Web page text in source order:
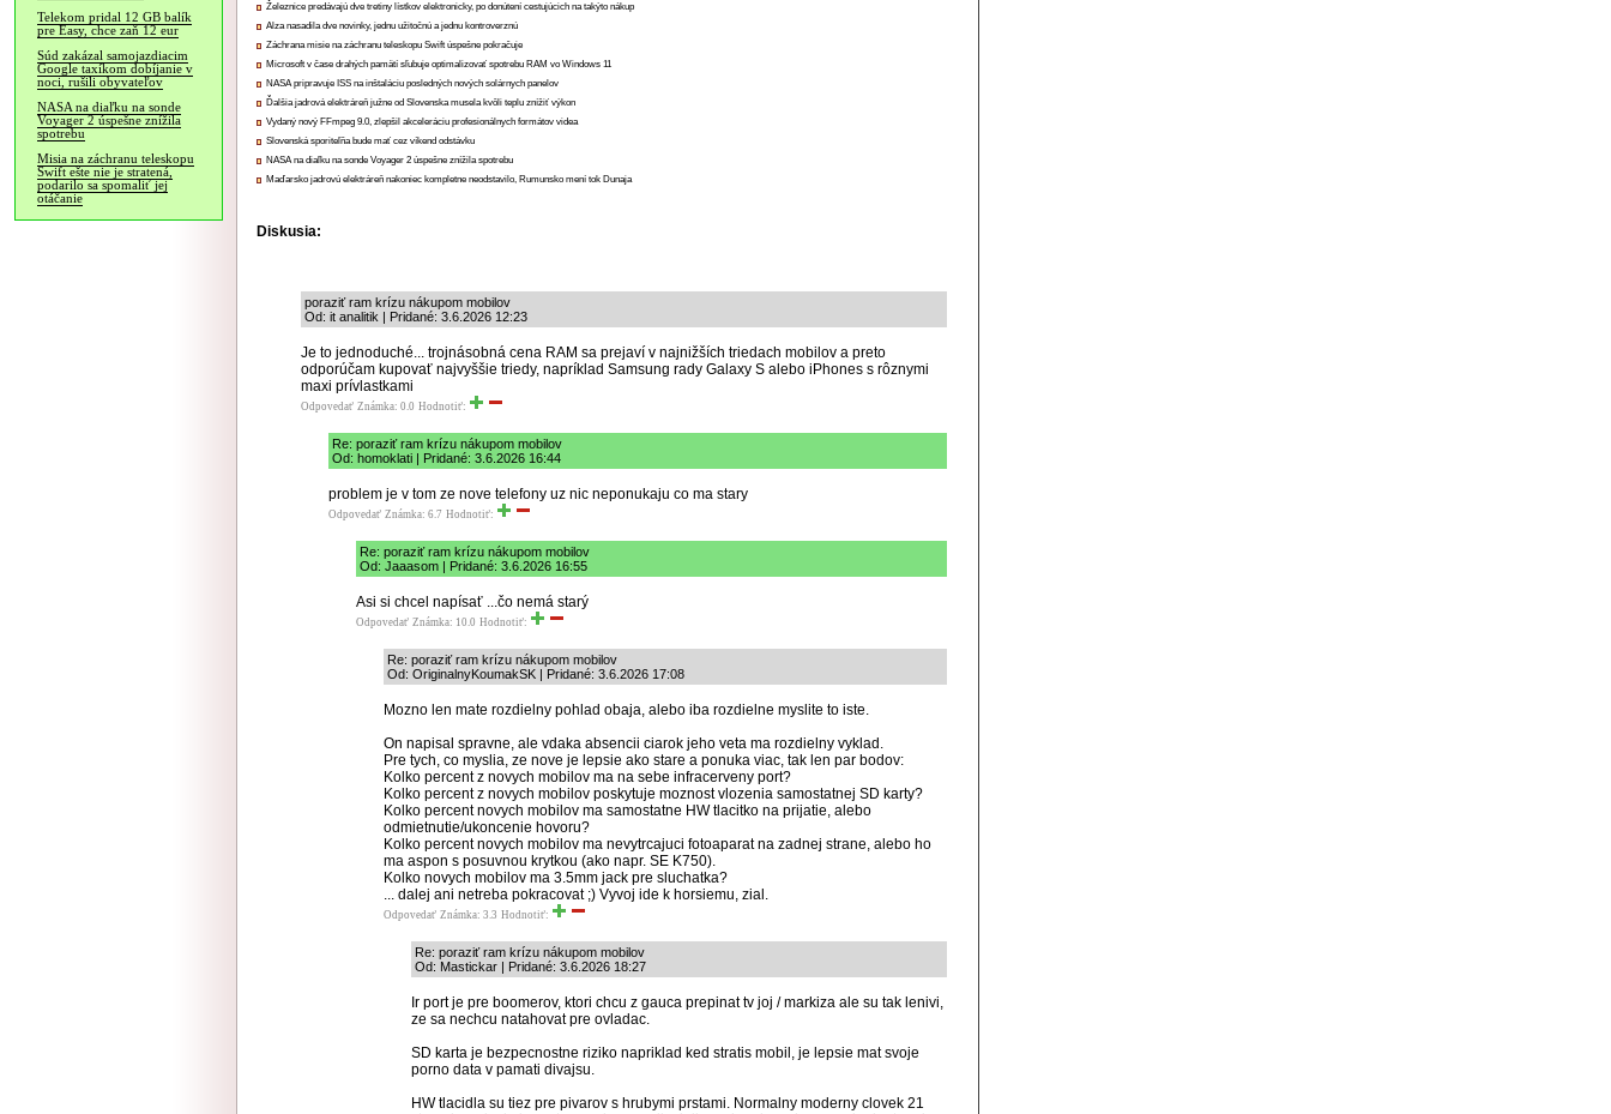
Telekom pridal 12 GB balík
pre Easy, chce zaň 12 eur
Súd zakázal samojazdiacim
Google taxíkom dobíjanie v
noci, rušili obyvateľov
NASA na diaľku na sonde
Voyager 2 úspešne znížila
spotrebu
Misia na záchranu teleskopu
Swift ešte nie je stratená,
podarilo sa spomaliť jej
otáčanie
Železnice predávajú dve tretiny lístkov elektronicky, po donútení cestujúcich na takýto nákup
Alza nasadila dve novinky, jednu užitočnú a jednu kontroverznú
Záchrana misie na záchranu teleskopu Swift úspešne pokračuje
Microsoft v čase drahých pamätí sľubuje optimalizovať spotrebu RAM vo Windows 11
NASA pripravuje ISS na inštaláciu posledných nových solárnych panelov
Ďalšia jadrová elektráreň južne od Slovenska musela kvôli teplu znížiť výkon
Vydaný nový FFmpeg 9.0, zlepšil akceleráciu profesionálnych formátov videa
Slovenská sporiteľňa bude mať cez víkend odstávku
NASA na diaľku na sonde Voyager 2 úspešne znížila spotrebu
Maďarsko jadrovú elektráreň nakoniec kompletne neodstavilo, Rumunsko mení tok Dunaja
Diskusia:
poraziť ram krízu nákupom mobilov
Od: it analitik | Pridané: 3.6.2026 12:23
Je to jednoduché... trojnásobná cena RAM sa prejaví v najnižších triedach mobilov a preto
odporúčam kupovať najvyššie triedy, napríklad Samsung rady Galaxy S alebo iPhones s rôznymi
maxi prívlastkami
Odpovedať Známka: 0.0 Hodnotiť:
Re: poraziť ram krízu nákupom mobilov
Od: homoklati | Pridané: 3.6.2026 16:44
problem je v tom ze nove telefony uz nic neponukaju co ma stary
Odpovedať Známka: 6.7 Hodnotiť:
Re: poraziť ram krízu nákupom mobilov
Od: Jaaasom | Pridané: 3.6.2026 16:55
Asi si chcel napísať ...čo nemá starý
Odpovedať Známka: 10.0 Hodnotiť:
Re: poraziť ram krízu nákupom mobilov
Od: OriginalnyKoumakSK | Pridané: 3.6.2026 17:08
Mozno len mate rozdielny pohlad obaja, alebo iba rozdielne myslite to iste.
On napisal spravne, ale vdaka absencii ciarok jeho veta ma rozdielny vyklad.
Pre tych, co myslia, ze nove je lepsie ako stare a ponuka viac, tak len par bodov:
Kolko percent z novych mobilov ma na sebe infracerveny port?
Kolko percent z novych mobilov poskytuje moznost vlozenia samostatnej SD karty?
Kolko percent novych mobilov ma samostatne HW tlacitko na prijatie, alebo
odmietnutie/ukoncenie hovoru?
Kolko percent novych mobilov ma nevytrcajuci fotoaparat na zadnej strane, alebo ho
ma aspon s posuvnou krytkou (ako napr. SE K750).
Kolko novych mobilov ma 3.5mm jack pre sluchatka?
... dalej ani netreba pokracovat ;) Vyvoj ide k horsiemu, zial.
Odpovedať Známka: 3.3 Hodnotiť:
Re: poraziť ram krízu nákupom mobilov
Od: Mastickar | Pridané: 3.6.2026 18:27
Ir port je pre boomerov, ktori chcu z gauca prepinat tv joj / markiza ale su tak lenivi,
ze sa nechcu natahovat pre ovladac.
SD karta je bezpecnostne riziko napriklad ked stratis mobil, je lepsie mat svoje
porno data v pamati divajsu.
HW tlacidla su tiez pre pivarov s hrubymi prstami. Normalny moderny clovek 21